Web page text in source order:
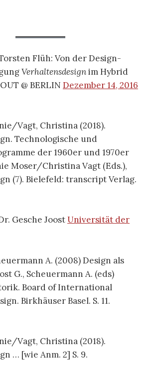
Flüh: Von der Design-
Verhaltensdesignim Hybrid
@ BERLIN Dezember 14, 2016
Vagt, Christina (2018).
Technologische und
der 1960er und 1970er
Moser/Christina Vagt (Eds.),
(7). Bielefeld: transcript Verlag.
Gesche JoostUniversität der
A. (2008) Design als
G., Scheuermann A. (eds)
Board of International
Birkhäuser Basel. S. 11.
Vagt, Christina (2018).
… [wie Anm. 2] S. 9.